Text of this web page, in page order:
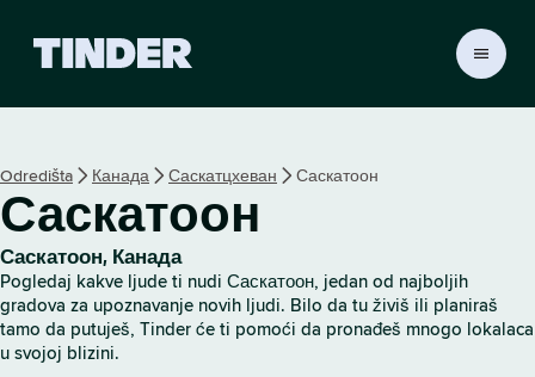
r
p
o
e
t
n
Odredišta Канада Саскатцхеван Саскатоон
Саскатоон
Саскатоон, Канада
Pogledaj kakve ljude ti nudi Саскатоон, jedan od najboljih
gradova za upoznavanje novih ljudi. Bilo da tu živiš ili planiraš
tamo da putuješ, Tinder će ti pomoći da pronađeš mnogo lokalaca
u svojoj blizini.